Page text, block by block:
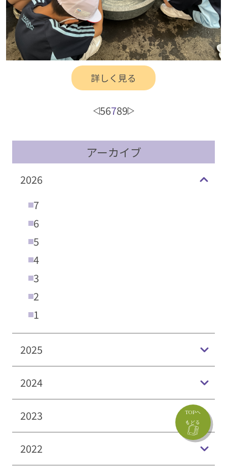
詳しく見る
56789
アーカイブ
2026
7
6
5
4
3
2
1
2025
2024
2023
2022
TOPへ
もどる